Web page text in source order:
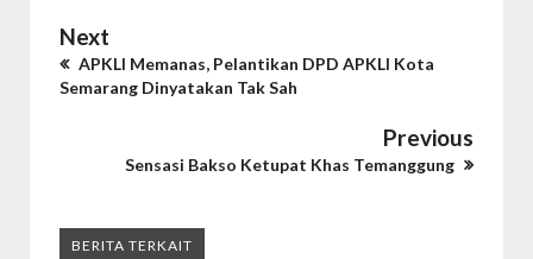
Next
APKLI Memanas, Pelantikan DPD APKLI Kota
Semarang Dinyatakan Tak Sah
Previous
Sensasi Bakso Ketupat Khas Temanggung
BERITA TERKAIT